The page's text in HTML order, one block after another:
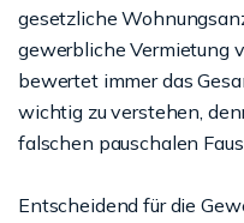
gesetzliche
gewerbliche Vermietung
bewertet immer das
wichtig zu verstehen,
falschen pauschalen
Entscheidend für die